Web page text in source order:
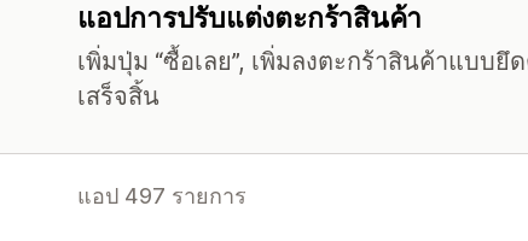
แอปการปรับแต่งตะกร้าสินค้า
เพิ่มปุ่ม “ซื้อเลย”, เพิ่มลงตะกร้าสินค้าแบบ
เสร็จสิ้น
แอป 497 รายการ